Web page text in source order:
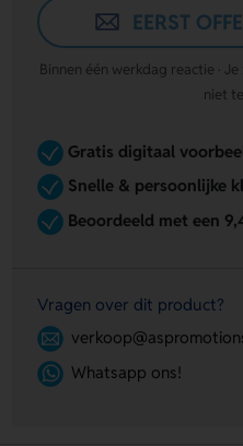
EERST
Binnen één werkdag reactie ·
niet
Gratis digitaal
Snelle & persoonlijke
Beoordeeld met een
Vragen over dit product?
Whatsapp ons!